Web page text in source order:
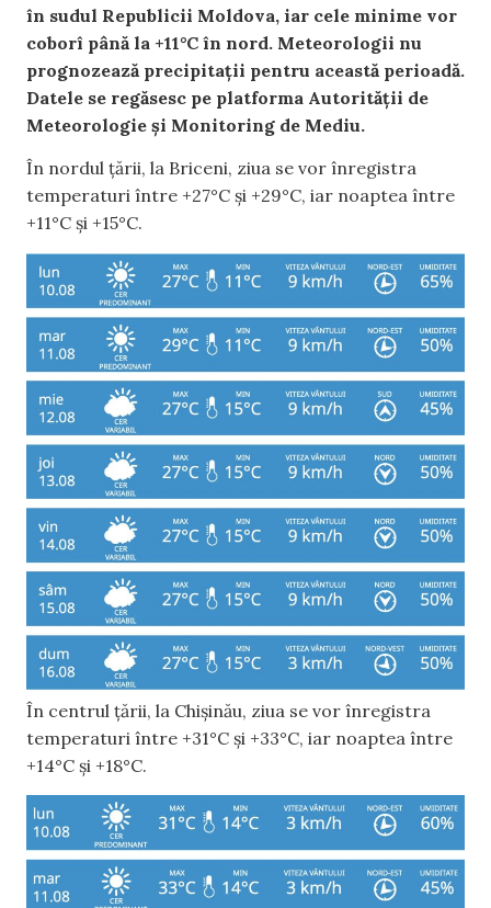
în sudul Republicii Moldova, iar cele minime vor
coborî până la +11°C în nord. Meteorologii nu
prognozează precipitații pentru această perioadă.
Datele se regăsesc pe platforma Autorității de
Meteorologie și Monitoring de Mediu.
În nordul țării, la Briceni, ziua se vor înregistra
temperaturi între +27°C și +29°C, iar noaptea între
+11°C și +15°C.
În centrul țării, la Chișinău, ziua se vor înregistra
temperaturi între +31°C și +33°C, iar noaptea între
+14°C și +18°C.